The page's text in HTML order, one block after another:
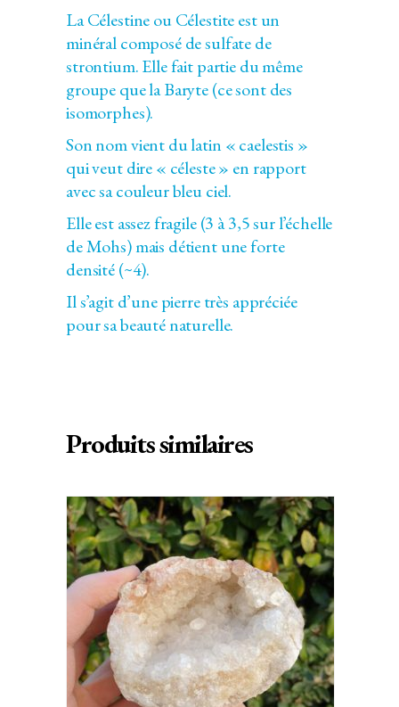
La Célestine ou Célestite est un
minéral composé de sulfate de
strontium. Elle fait partie du même
groupe que la Baryte (ce sont des
isomorphes).
Son nom vient du latin « caelestis »
qui veut dire « céleste » en rapport
avec sa couleur bleu ciel.
Elle est assez fragile (3 à 3,5 sur l’échelle
de Mohs) mais détient une forte
densité (~4).
Il s’agit d’une pierre très appréciée
pour sa beauté naturelle.
Produits similaires
AJOUTER AU PANIER